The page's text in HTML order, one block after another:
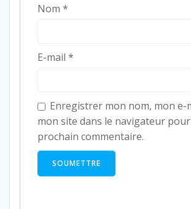
Nom *
E-mail *
Enregistrer mon nom, mon e-
mon site dans le navigateur
prochain commentaire.